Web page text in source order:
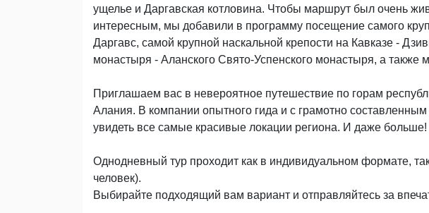
ущелье и Даргавская котловина. Чтобы маршрут был очень
интересным, мы добавили в программу посещение самого
Даргавс, самой крупной наскальной крепости на Кавказе -
монастыря - Аланского Свято-Успенского монастыря, а также
Приглашаем вас в невероятное путешествие по горам
Алания. В компании опытного гида и с грамотно
увидеть все самые красивые локации региона. И даже больше!
Однодневный тур проходит как в индивидуальном формате,
человек).
Выбирайте подходящий вам вариант и отправляйтесь за